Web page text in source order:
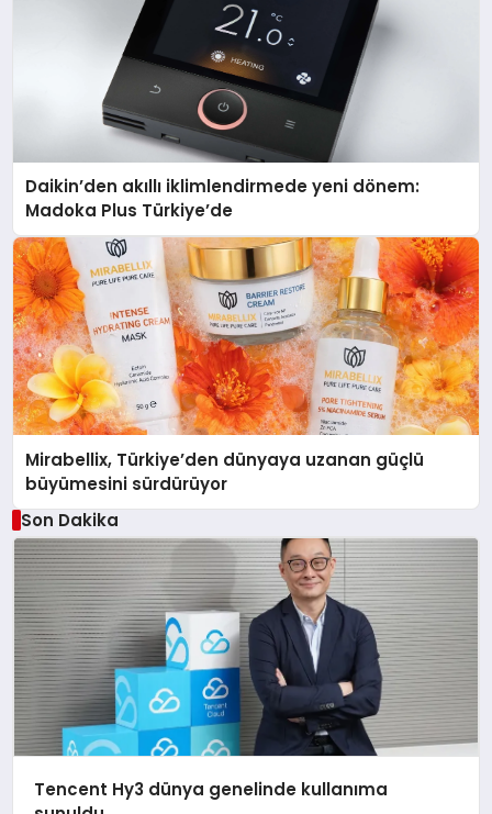
Daikin’den akıllı iklimlendirmede yeni dönem:
Madoka Plus Türkiye’de
Mirabellix, Türkiye’den dünyaya uzanan güçlü
büyümesini sürdürüyor
Son Dakika
Tencent Hy3 dünya genelinde kullanıma